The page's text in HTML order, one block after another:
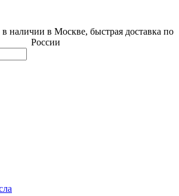
наличии в Москве, быстрая доставка по
России